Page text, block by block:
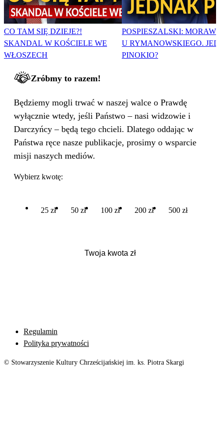
CO TAM SIĘ DZIEJE?!
SKANDAL W KOŚCIELE WE
WŁOSZECH
POSPIESZALSKI:
U RYMANOWSKIEGO.
PINOKIO?
Zróbmy to razem!
Będziemy mogli trwać w naszej walce o Prawdę
wyłącznie wtedy, jeśli Państwo – nasi widzowie i
Darczyńcy – będą tego chcieli. Dlatego oddając w
Państwa ręce nasze publikacje, prosimy o wsparcie
misji naszych mediów.
Wybierz kwotę:
25 zł 50 zł 100 zł 200 zł 500 zł
Regulamin
Polityka prywatności
© Stowarzyszenie Kultury Chrześcijańskiej im. ks. Piotra Skargi